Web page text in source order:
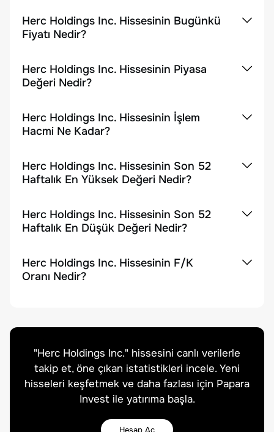
Herc Holdings Inc. Hissesinin Bugünkü
Fiyatı Nedir?
Herc Holdings Inc. Hissesinin Piyasa
Değeri Nedir?
Herc Holdings Inc. Hissesinin İşlem
Hacmi Ne Kadar?
Herc Holdings Inc. Hissesinin Son 52
Haftalık En Yüksek Değeri Nedir?
Herc Holdings Inc. Hissesinin Son 52
Haftalık En Düşük Değeri Nedir?
Herc Holdings Inc. Hissesinin F/K
Oranı Nedir?
"Herc Holdings Inc." hissesini canlı verilerle
takip et, öne çıkan istatistikleri incele. Yeni
hisseleri keşfetmek ve daha fazlası için Papara
Invest ile yatırıma başla.
Hesap Aç